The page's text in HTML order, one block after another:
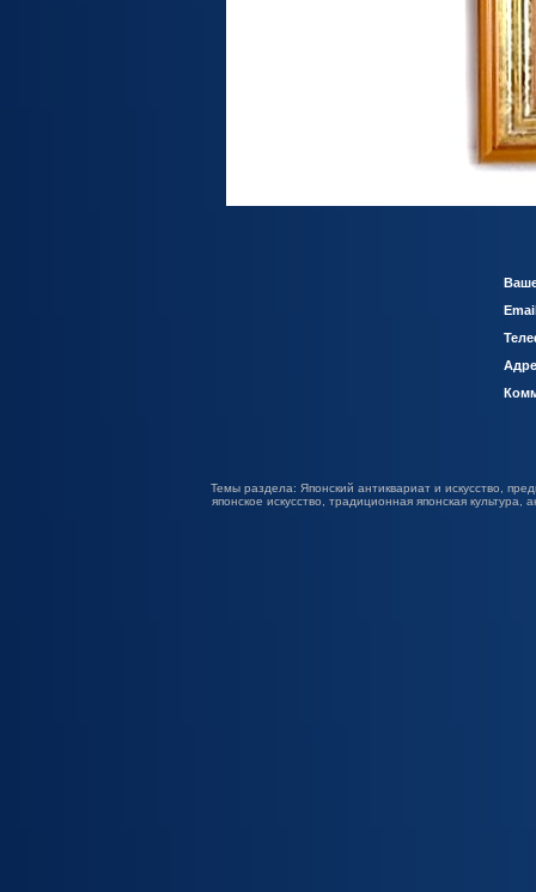
Темы раздела: Японский антиквариат и искусство,
японское искусство, традиционная японская